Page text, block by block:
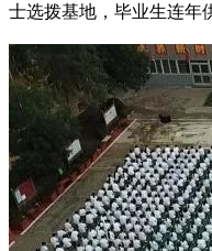
士选拨基地，毕业生连年